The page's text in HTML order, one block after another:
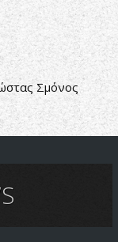
Σμόνος